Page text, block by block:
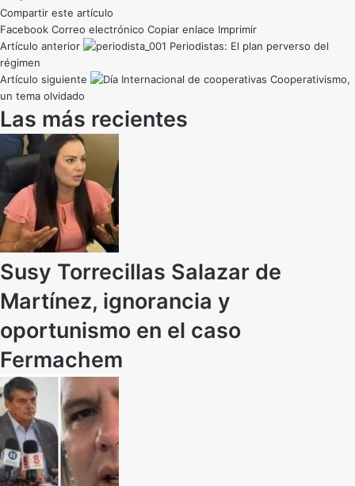
Compartir este artículo
Facebook Correo electrónico Copiar enlace Imprimir
Artículo anterior
Periodistas: El plan perverso del
régimen
Artículo siguiente
Cooperativismo,
un tema olvidado
Las más recientes
Susy Torrecillas Salazar de
Martínez, ignorancia y
oportunismo en el caso
Fermachem